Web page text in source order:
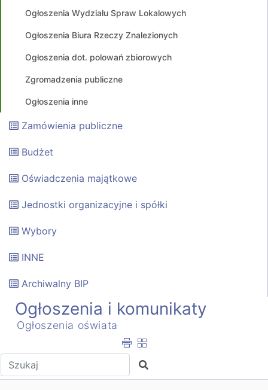
Ogłoszenia Wydziału Spraw Lokalowych
Ogłoszenia Biura Rzeczy Znalezionych
Ogłoszenia dot. polowań zbiorowych
Zgromadzenia publiczne
Ogłoszenia inne
Zamówienia publiczne
Budżet
Oświadczenia majątkowe
Jednostki organizacyjne i spółki
Wybory
INNE
Archiwalny BIP
Ogłoszenia i komunikaty
Ogłoszenia oświata
Wpisz tekst do wyszukania Szukaj